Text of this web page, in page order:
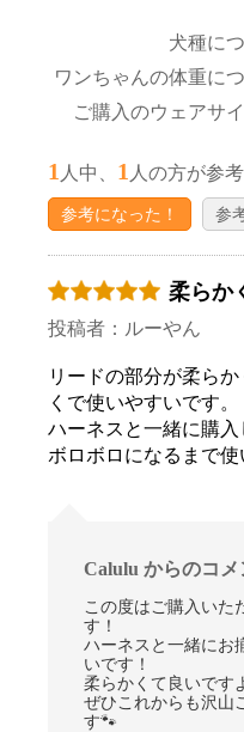
犬種に
ワンちゃんの体重に
ご購入のウェアサ
1 人中、 1 人の方が参
参考になった！ 参
柔らか
投稿者：ルーやん
リードの部分が柔ら
くで使いやすいです。
ハーネスと一緒に購入
ボロボロになるまで使
Calulu からのコメ
この度はご購入いた
す！
ハーネスと一緒にお
いです！
柔らかくて良いです
ぜひこれからも沢山
す🐾